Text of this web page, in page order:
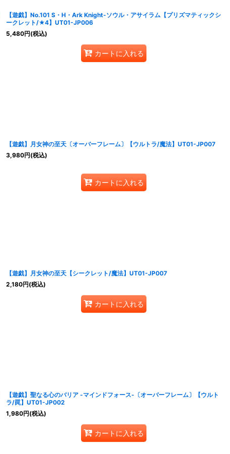
【遊戯】No.101 S・H・Ark Knight-ソウル・アサイラム【プリズマティックシ
ークレット/★4】UT01-JP006
5,480円(税込)
カートに入れる
【遊戯】月女神の至天〔オーバーフレーム〕【ウルトラ/魔法】UT01-JP007
3,980円(税込)
カートに入れる
【遊戯】月女神の至天【シークレット/魔法】UT01-JP007
2,180円(税込)
カートに入れる
【遊戯】聖なる心のバリア -マインドフォース-〔オーバーフレーム〕【ウルト
ラ/罠】UT01-JP002
1,980円(税込)
カートに入れる